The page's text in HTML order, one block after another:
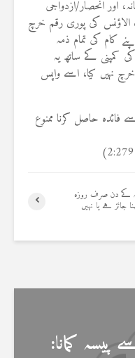
اور انحصار/ازدواجی
کی پوری رقم خرچ
کام کی تمام ذمہ
کمپنی کے ساتھ یہ
نہیں کیا، اسے واپس
حاصل کرنا ممنوع
کے دن صرف روزہ
جائز ہے یا نہیں
پیسہ کمانا: